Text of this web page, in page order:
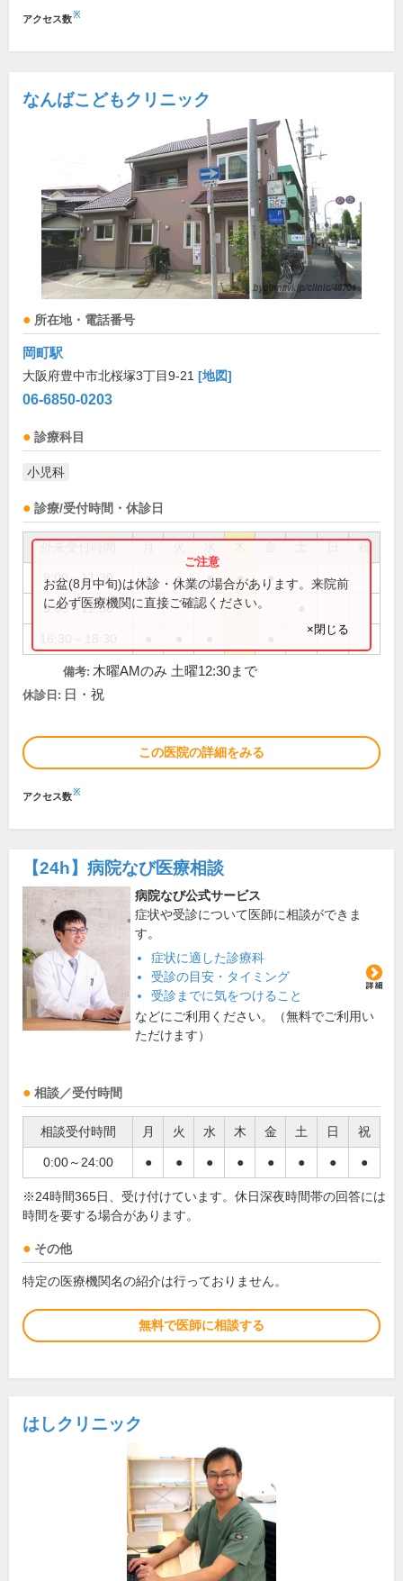
アクセス数※
なんばこどもクリニック
所在地・電話番号
岡町駅
大阪府豊中市北桜塚3丁目9-21 [地図]
06-6850-0203
診療科目
小児科
診療/受付時間・休診日
祝
9:00～11:30 ● ● ● ● ●
9:00～12:30
お盆(8月中旬)は休診・休業の場合があります。来院前
に必ず医療機関に直接ご確認ください。
×閉じる
備考: 木曜AMのみ 土曜12:30まで
休診日: 日・祝
この医院の詳細をみる
アクセス数※
【24h】 病院なび医療相談
病院なび公式サービス
症状や受診について医師に相談ができま
す。
症状に適した診療科
受診の目安・タイミング
受診までに気をつけること
などにご利用ください。（無料でご利用い
ただけます）
相談／受付時間
相談受付時間 月 火 水 木 金 土 日 祝
0:00～24:00 ● ● ● ● ● ● ● ●
※24時間365日、受け付けています。休日深夜時間帯の回答には
時間を要する場合があります。
その他
特定の医療機関名の紹介は行っておりません。
無料で医師に相談する
はしクリニック